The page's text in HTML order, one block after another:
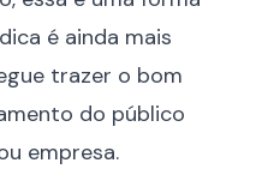
é ainda mais
trazer o bom
do público
empresa.